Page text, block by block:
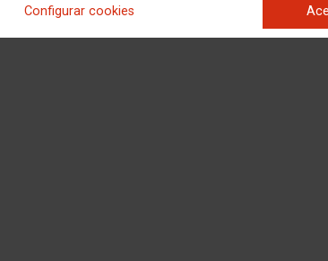
Configurar cookies